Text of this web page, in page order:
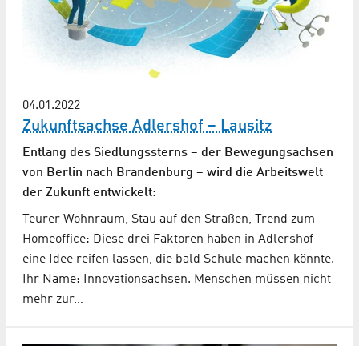
04.01.2022
Zukunftsachse Adlershof – Lausitz
Entlang des Siedlungssterns – der Bewegungsachsen
von Berlin nach Brandenburg – wird die Arbeitswelt
der Zukunft entwickelt:
Teurer Wohnraum, Stau auf den Straßen, Trend zum
Homeoffice: Diese drei Faktoren haben in Adlershof
eine Idee reifen lassen, die bald Schule machen könnte.
Ihr Name: Innovationsachsen. Menschen müssen nicht
mehr zur…